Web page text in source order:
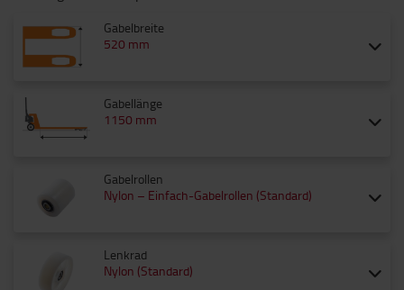
Gabelbreite
520 mm
Gabellänge
1150 mm
Gabelrollen
Nylon – Einfach-Gabelrollen (Standard)
Lenkrad
Nylon (Standard)